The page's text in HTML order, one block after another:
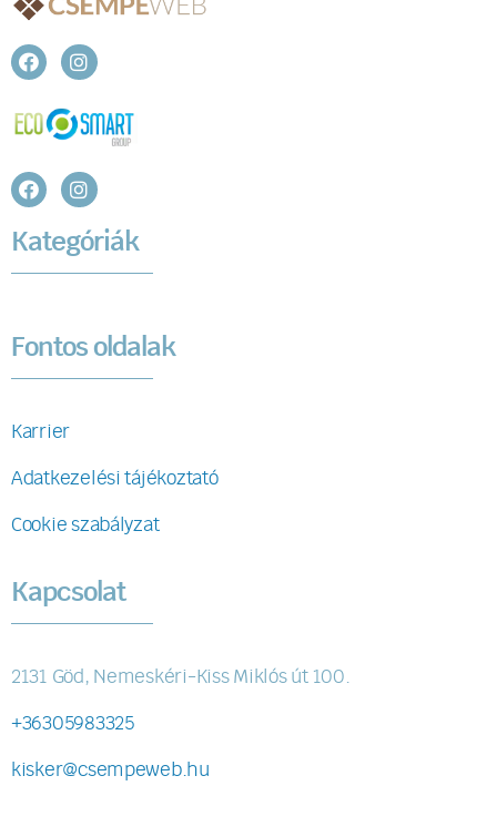
Kategóriák
Fontos oldalak
Karrier
Adatkezelési tájékoztató
Cookie szabályzat
Kapcsolat
2131 Göd, Nemeskéri-Kiss Miklós út 100.
+36305983325
kisker@csempeweb.hu